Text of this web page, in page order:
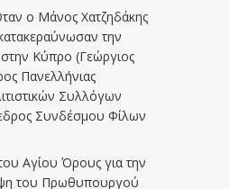
ο Μάνος Χατζηδάκης
την
Κύπρο (Γεώργιος
Πανελλήνιας
Συλλόγων
Συνδέσμου Φίλων
Αγίου Όρους για την
του Πρωθυπουργού